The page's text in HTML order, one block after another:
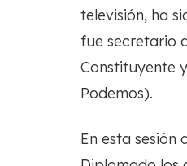
televisión, ha
fue secretario
Constituyente
Podemos).
En esta sesión